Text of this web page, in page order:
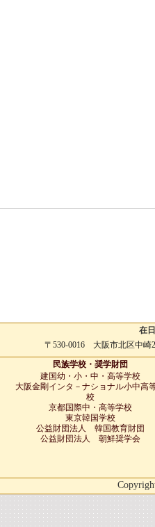
在
〒530-0016 大阪市北区中
民族学校・奨学財団
建国幼・小・中・高等学校
大阪金剛インタ－ナショナル小中高
校
京都国際中・高等学校
東京韓国学校
公益財団法人 韓国教育財団
公益財団法人 朝鮮奨学会